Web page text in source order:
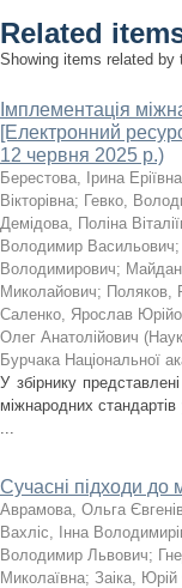
Related
Showing items related by
Імплементація
[Електронний
12 червня 2025 р.)
Берестова, Ірина Еріївна
Вікторівна; Гевко,
Демідова, Поліна
Володимир Васильович;
Володимирович;
Миколайович; Поляков,
Саленко, Ярослав
Олег Анатолійович (
Бурчака Національної
У збірнику
міжнародних
...
Сучасні підходи до
Аврамова, Ольга
Вахліс, Інна
Володимир Львович;
Миколаївна; Заіка,